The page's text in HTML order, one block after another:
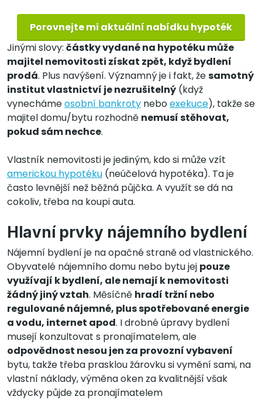
Porovnejte mi aktuální nabídku hypoték
Jinými slovy: částky vydané na hypotéku může
majitel nemovitosti získat zpět, když bydlení
prodá. Plus navýšení. Významný je i fakt, žesamotný
institut vlastnictví je nezrušitelný (když
vynechámeosobní bankroty neboexekuce), takže se
majitel domu/bytu rozhodně nemusí stěhovat,
pokud sám nechce.
Vlastník nemovitosti je jediným, kdo si může vzít
americkou hypotéku (neúčelová hypotéka). Ta je
často levnější než běžná půjčka. A využít se dá na
cokoliv, třeba na koupi auta.
Hlavní prvky nájemního bydlení
Nájemní bydlení je na opačné straně od vlastnického.
Obyvatelé nájemního domu nebo bytu jej pouze
využívají k bydlení, ale nemají k nemovitosti
žádný jiný vztah. Měsíčně hradí tržní nebo
regulované nájemné, plus spotřebované energie
a vodu, internet apod. I drobné úpravy bydlení
musejí konzultovat s pronajímatelem, ale
odpovědnost nesou jen za provozní vybavení
bytu, takže třeba prasklou žárovku si vymění sami, na
vlastní náklady, výměna oken za kvalitnější však
vždycky půjde za pronajímatelem